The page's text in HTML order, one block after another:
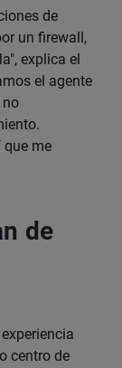
de
un firewall,
explica el
el agente
no
que me
de
centro de